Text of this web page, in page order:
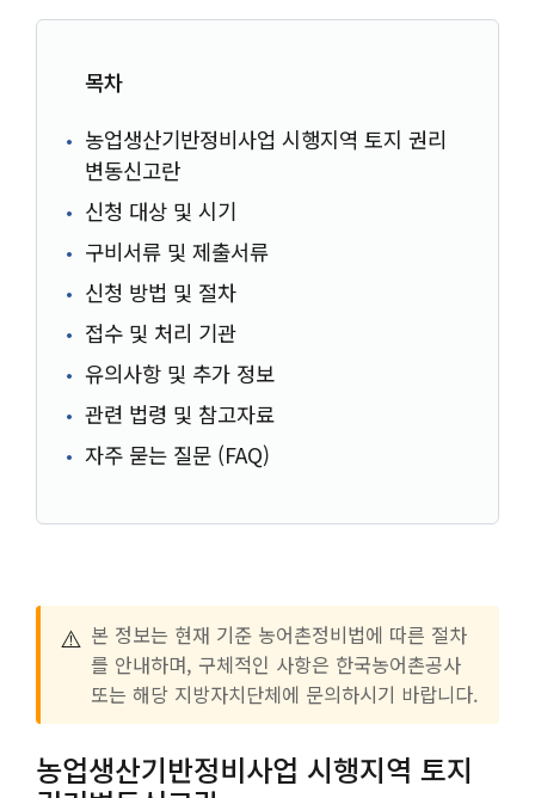
목차
농업생산기반정비사업 시행지역 토지 권리
변동신고란
신청 대상 및 시기
구비서류 및 제출서류
신청 방법 및 절차
접수 및 처리 기관
유의사항 및 추가 정보
관련 법령 및 참고자료
자주 묻는 질문 (FAQ)
⚠️ 본 정보는 현재 기준 농어촌정비법에 따른 절차
를 안내하며, 구체적인 사항은 한국농어촌공사
또는 해당 지방자치단체에 문의하시기 바랍니다.
농업생산기반정비사업 시행지역 토지